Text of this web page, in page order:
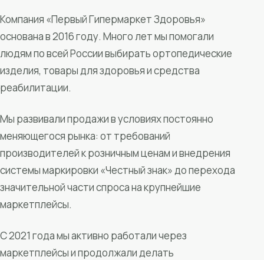
Компания «Первый Гипермаркет Здоровья»
основана в 2016 году. Много лет мы помогали
людям по всей России выбирать ортопедические
изделия, товары для здоровья и средства
реабилитации.
Мы развивали продажи в условиях постоянно
меняющегося рынка: от требований
производителей к розничным ценам и внедрения
системы маркировки «Честный знак» до перехода
значительной части спроса на крупнейшие
маркетплейсы.
С 2021 года мы активно работали через
маркетплейсы и продолжали делать